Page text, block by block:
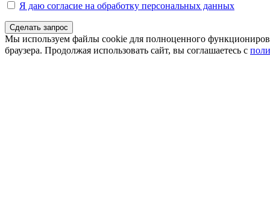
Я даю согласие на обработку персональных данных
Сделать запрос
Мы используем файлы cookie для полноценного
браузера. Продолжая использовать сайт, вы соглашаетесь с